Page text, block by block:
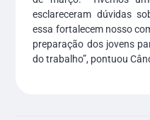
esclareceram dúvidas
essa fortalecem nosso
preparação dos jovens
do trabalho”, pontuou